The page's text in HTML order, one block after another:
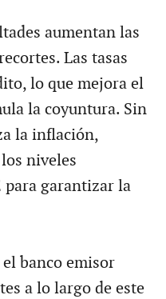
aumentan las
Las tasas
lo que mejora el
la coyuntura. Sin
la inflación,
niveles
para garantizar la
banco emisor
a lo largo de este